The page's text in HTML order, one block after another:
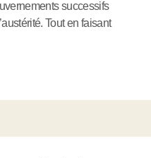
successifs
Tout en faisant